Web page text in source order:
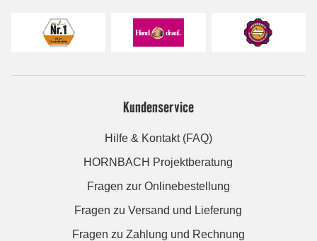
Kundenservice
Hilfe & Kontakt (FAQ)
HORNBACH Projektberatung
Fragen zur Onlinebestellung
Fragen zu Versand und Lieferung
Fragen zu Zahlung und Rechnung